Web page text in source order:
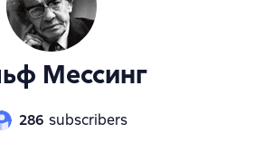
Мессинг
286 subscribers